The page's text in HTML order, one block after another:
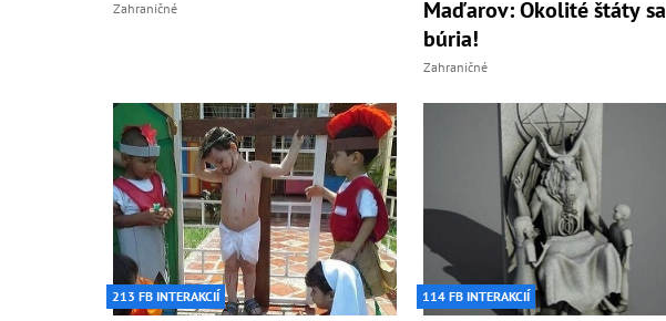
Zahraničné
Maďarov: Okolité štáty sa
búria!
Zahraničné
213 FB INTERAKCIÍ 114 FB INTERAKCIÍ